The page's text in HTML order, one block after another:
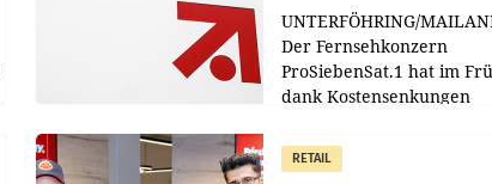
UNTERFÖHRING/
Der Fernsehkonzern
ProSiebenSat.1 hat im
dank Kostensenkungen
gemacht und die
Markterwartung deutlich
RETAIL